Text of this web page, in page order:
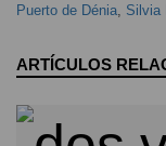
Puerto de Dénia Silvia
ARTÍCULOS